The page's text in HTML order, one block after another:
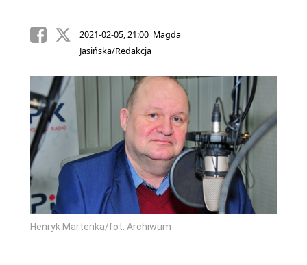
2021-02-05, 21:00 Magda
Jasińska/Redakcja
Henryk Martenka/fot. Archiwum